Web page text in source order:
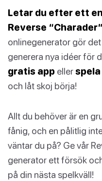
Letar du efter ett
Reverse
onlinegenerator gör
generera nya idéer för
gratis app eller
och låt skoj börja!
Allt du behöver är en
fånig, och en pålitlig
väntar du på? Ge vår
generator ett försök
på din nästa spelkväll!